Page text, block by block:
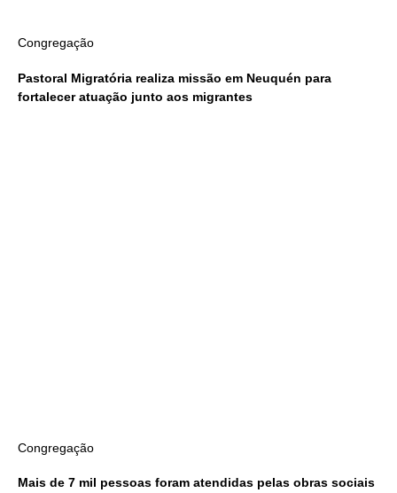
Congregação
Pastoral Migratória realiza missão em Neuquén para
fortalecer atuação junto aos migrantes
Congregação
Mais de 7 mil pessoas foram atendidas pelas obras sociais